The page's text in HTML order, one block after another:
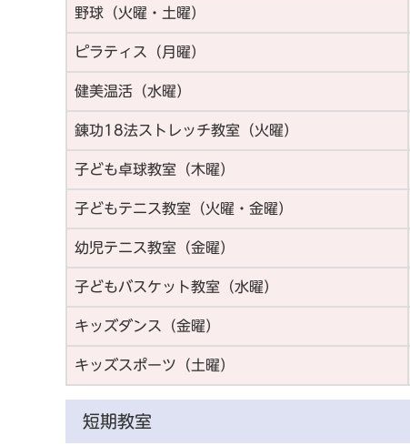
野球（火曜・土曜）
ピラティス（月曜）
健美温活（水曜）
錬功18法ストレッチ教室（火曜）
子ども卓球教室（木曜）
子どもテニス教室（火曜・金曜）
幼児テニス教室（金曜）
子どもバスケット教室（水曜）
キッズダンス（金曜）
キッズスポーツ（土曜）
短期教室